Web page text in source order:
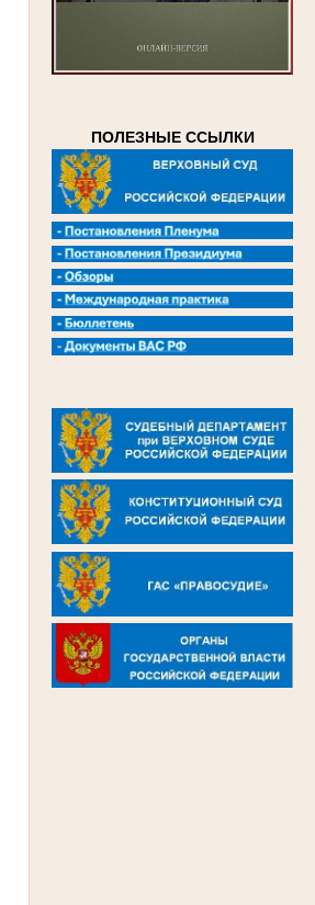
ПОЛЕЗНЫЕ ССЫЛКИ